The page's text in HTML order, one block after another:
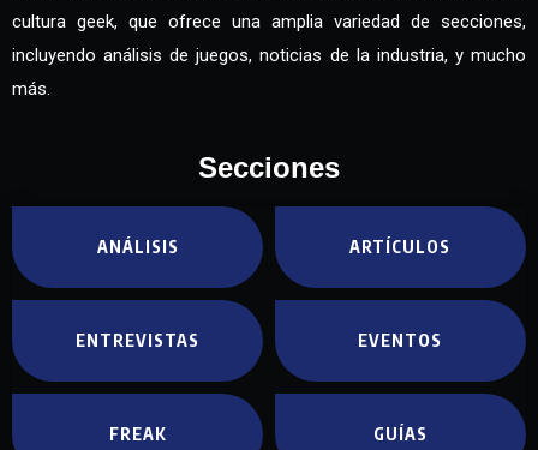
cultura geek, que ofrece una amplia variedad de secciones,
incluyendo análisis de juegos, noticias de la industria, y mucho
más.
Secciones
ANÁLISIS ARTÍCULOS
ENTREVISTAS EVENTOS
FREAK GUÍAS